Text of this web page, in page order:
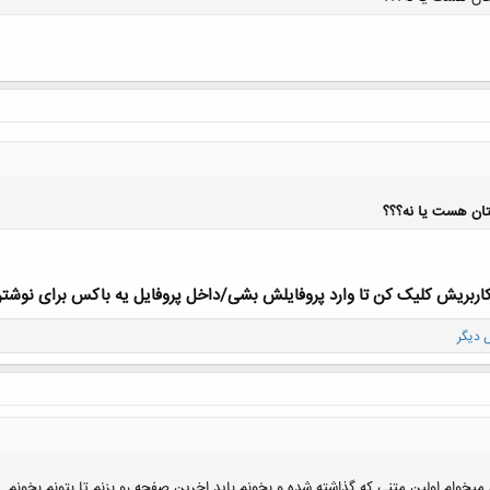
هست یا نه؟؟؟
کلیک کن تا وارد پروفایلش بشی/داخل پروفایل یه باکس برای